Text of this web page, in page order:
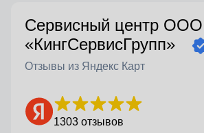
Сервисный центр ООО
«КингСервисГрупп»
Отзывы из Яндекс Карт
1303 отзывов